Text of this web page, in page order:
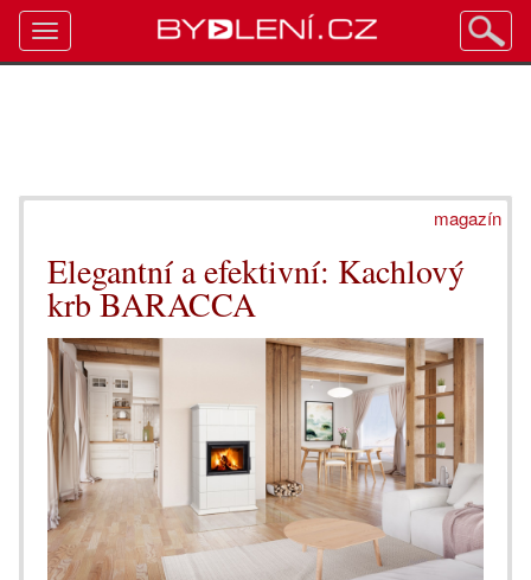
magazín
Elegantní a efektivní: Kachlový
krb BARACCA
Toggle
navigation